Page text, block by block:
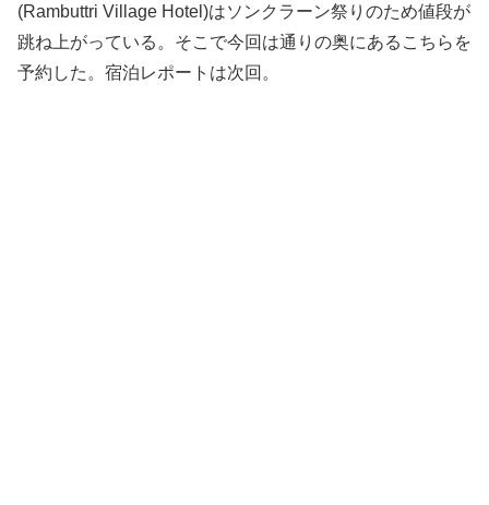
(Rambuttri Village Hotel)はソンクラーン祭りのため値段が
跳ね上がっている。そこで今回は通りの奥にあるこちらを
予約した。宿泊レポートは次回。